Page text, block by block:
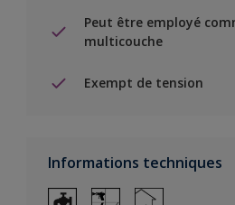
Peut être employé
multicouche
Exempt de tension
Informations techniques